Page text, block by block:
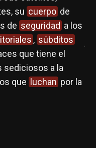
su cuerpo de
de seguridad a los
, súbditos
que tiene el
sediciosos a la
que luchan por la